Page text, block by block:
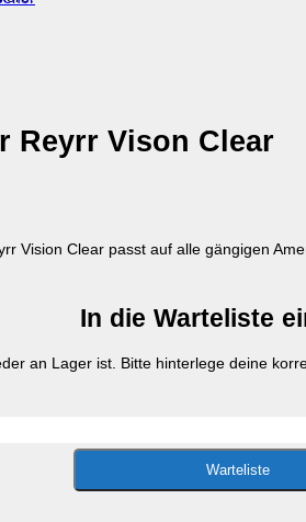
Reyrr Vison Clear
Vision Clear passt auf alle gängigen
In die Warteliste
an Lager ist. Bitte hinterlege deine
Warteliste